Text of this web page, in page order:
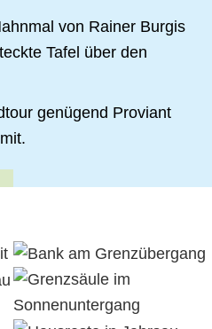
von Rainer Burgis
Tafel über den
genügend Proviant